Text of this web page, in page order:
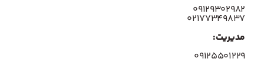
۰۹۱۲۹۳۰۲۹۸۲
۰۲۱۷۷۳۴۹۸۳۷
مدیریت:
۰۹۱۲۵۵۰۱۲۲۹